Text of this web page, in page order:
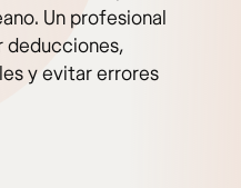
Un profesional
deducciones,
y evitar errores